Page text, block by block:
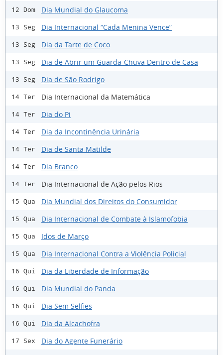
12 Dom Dia Mundial do Glaucoma
13 Seg Dia Internacional “Cada Menina Vence”
13 Seg Dia da Tarte de Coco
13 Seg Dia de Abrir um Guarda-Chuva Dentro de Casa
13 Seg Dia de São Rodrigo
14 Ter Dia Internacional da Matemática
14 Ter Dia do Pi
14 Ter Dia da Incontinência Urinária
14 Ter Dia de Santa Matilde
14 Ter Dia Branco
14 Ter Dia Internacional de Ação pelos Rios
15 Qua Dia Mundial dos Direitos do Consumidor
15 Qua Dia Internacional de Combate à Islamofobia
15 Qua Idos de Março
15 Qua Dia Internacional Contra a Violência Policial
16 Qui Dia da Liberdade de Informação
16 Qui Dia Mundial do Panda
16 Qui Dia Sem Selfies
16 Qui Dia da Alcachofra
17 Sex Dia do Agente Funerário